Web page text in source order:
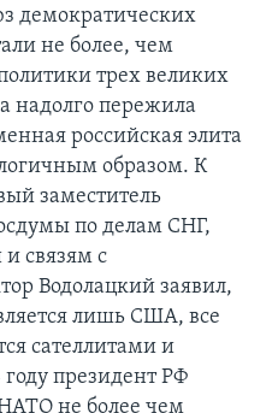
демократических
не более, чем
трех великих
надолго пережила
российская элита
образом. К
заместитель
по делам СНГ,
связям с
Водолацкий заявил,
лишь США, все
сателлитами и
президент РФ
не более чем